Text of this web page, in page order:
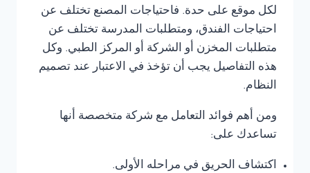
لكل موقع على حدة. فاحتياجات المصنع تختلف عن
احتياجات الفندق، ومتطلبات المدرسة تختلف عن
متطلبات المخزن أو الشركة أو المركز الطبي. وكل
هذه التفاصيل يجب أن تؤخذ في الاعتبار عند تصميم
النظام.
ومن أهم فوائد التعامل مع شركة متخصصة أنها
تساعدك على:
اكتشاف الحريق في مراحله الأولى.